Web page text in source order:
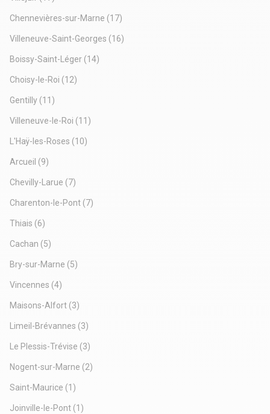
Chennevières-sur-Marne (17)
Villeneuve-Saint-Georges (16)
Boissy-Saint-Léger (14)
Choisy-le-Roi (12)
Gentilly (11)
Villeneuve-le-Roi (11)
L'Haÿ-les-Roses (10)
Arcueil (9)
Chevilly-Larue (7)
Charenton-le-Pont (7)
Thiais (6)
Cachan (5)
Bry-sur-Marne (5)
Vincennes (4)
Maisons-Alfort (3)
Limeil-Brévannes (3)
Le Plessis-Trévise (3)
Nogent-sur-Marne (2)
Saint-Maurice (1)
Joinville-le-Pont (1)